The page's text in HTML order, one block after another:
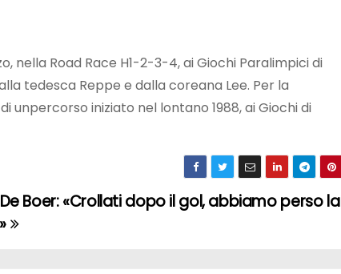
nella Road Race H1-2-3-4, ai Giochi Paralimpici di
tedesca Reppe e dalla coreana Lee. Per la
unpercorso iniziato nel lontano 1988, ai Giochi di
Boer: «Crollati dopo il gol, abbiamo perso la